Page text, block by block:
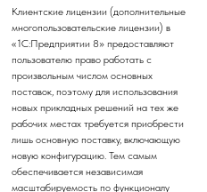
Клиентские лицензии (дополнительные
многопользовательские лицензии) в
«1С:Предприятии 8» предоставляют
пользователю право работать с
произвольным числом основных
поставок, поэтому для использования
новых прикладных решений на тех же
рабочих местах требуется приобрести
лишь основную поставку, включающую
новую конфигурацию. Тем самым
обеспечивается независимая
масштабируемость по функционалу